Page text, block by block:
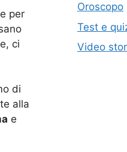
per
ci
di
alla
e
Oroscopo
Test e
Video